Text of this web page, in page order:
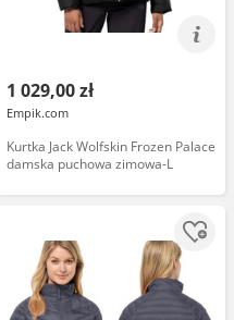
1 029,00 zł
Empik.com
Kurtka Jack Wolfskin Frozen Palace
damska puchowa zimowa-L